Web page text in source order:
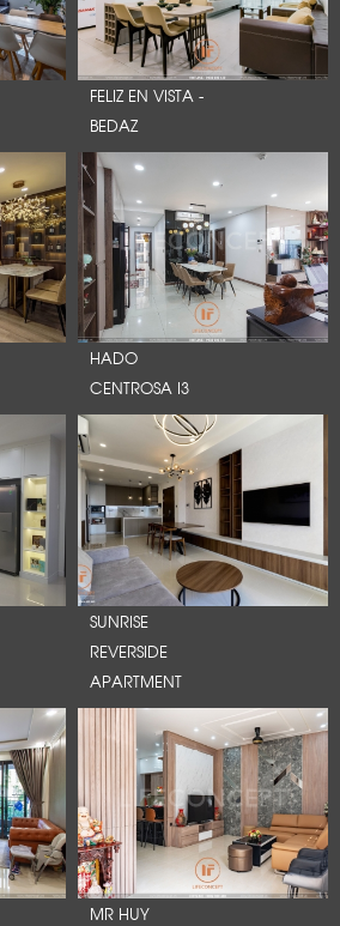
FELIZ EN VISTA -
BEDAZ
HADO
CENTROSA I3
SUNRISE
REVERSIDE
APARTMENT
MR HUY